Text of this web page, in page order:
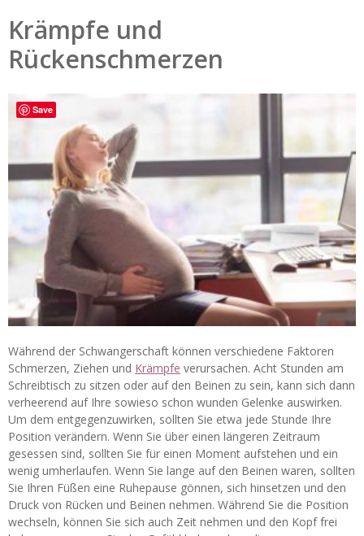
Krämpfe und
Rückenschmerzen
Während der Schwangerschaft können verschiedene Faktoren
Schmerzen, Ziehen und Krämpfe verursachen. Acht Stunden am
Schreibtisch zu sitzen oder auf den Beinen zu sein, kann sich dann
verheerend auf Ihre sowieso schon wunden Gelenke auswirken.
Um dem entgegenzuwirken, sollten Sie etwa jede Stunde Ihre
Position verändern. Wenn Sie über einen längeren Zeitraum
gesessen sind, sollten Sie für einen Moment aufstehen und ein
wenig umherlaufen. Wenn Sie lange auf den Beinen waren, sollten
Sie Ihren Füßen eine Ruhepause gönnen, sich hinsetzen und den
Druck von Rücken und Beinen nehmen. Während Sie die Position
wechseln, können Sie sich auch Zeit nehmen und den Kopf frei
Save